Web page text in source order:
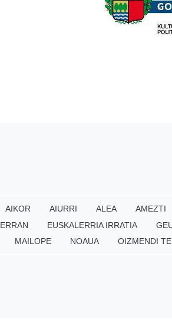
AIKOR AIURRI ALEA AMEZTI
ERRAN EUSKALERRIA IRRATIA
MAILOPE NOAUA OIZMENDI